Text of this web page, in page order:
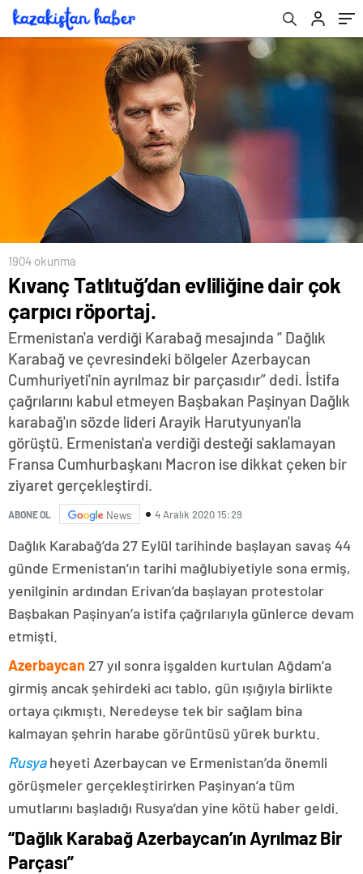
1904 okunma
Kıvanç Tatlıtuğ’dan evliliğine dair çok
çarpıcı röportaj.
Ermenistan'a verdiği Karabağ mesajında “ Dağlık
Karabağ ve çevresindeki bölgeler Azerbaycan
Cumhuriyeti'nin ayrılmaz bir parçasıdır” dedi. İstifa
çağrılarını kabul etmeyen Başbakan Paşinyan Dağlık
karabağ'ın sözde lideri Arayik Harutyunyan'la
görüştü. Ermenistan'a verdiği desteği saklamayan
Fransa Cumhurbaşkanı Macron ise dikkat çeken bir
ziyaret gerçekleştirdi.
ABONE OL News 4 Aralık 2020 15:29
Dağlık Karabağ’da 27 Eylül tarihinde başlayan savaş 44
günde Ermenistan’ın tarihi mağlubiyetiyle sona ermiş,
yenilginin ardından Erivan’da başlayan protestolar
Başbakan Paşinyan’a istifa çağrılarıyla günlerce devam
etmişti.
Azerbaycan 27 yıl sonra işgalden kurtulan Ağdam’a
girmiş ancak şehirdeki acı tablo, gün ışığıyla birlikte
ortaya çıkmıştı. Neredeyse tek bir sağlam bina
kalmayan şehrin harabe görüntüsü yürek burktu.
Rusyaheyeti Azerbaycan ve Ermenistan’da önemli
görüşmeler gerçekleştirirken Paşinyan’a tüm
umutlarını başladığı Rusya’dan yine kötü haber geldi.
“Dağlık Karabağ Azerbaycan’ın Ayrılmaz Bir
Parçası”